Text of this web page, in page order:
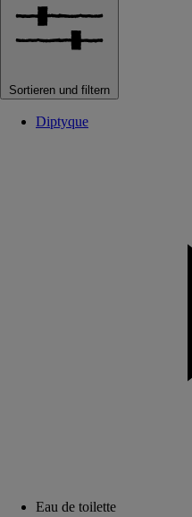
Sortieren und filtern
Diptyque
Eau de toilette